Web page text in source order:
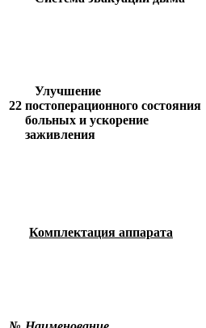
22
Улучшение
постоперационного состояния
больных и ускорение
заживления
Комплектация аппарата